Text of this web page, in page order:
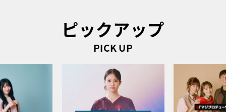
ピックアップ
PICK UP